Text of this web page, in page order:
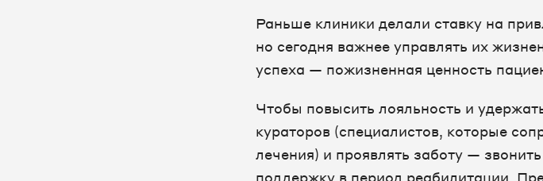
Раньше клиники делали ставку на
но сегодня важнее управлять их
успеха — пожизненная ценность
Чтобы повысить лояльность и
кураторов (специалистов, которые
лечения) и проявлять заботу —
поддержку в период реабилитации.